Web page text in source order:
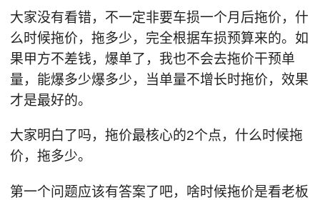
大家没有看错，不一定非要车损一个月后拖价，什
么时候拖价，拖多少，完全根据车损预算来的。如
果甲方不差钱，爆单了，我也不会去拖价干预单
量，能爆多少爆多少，当单量不增长时拖价，效果
才是最好的。
大家明白了吗，拖价最核心的2个点，什么时候拖
价，拖多少。
第一个问题应该有答案了吧，啥时候拖价是看老板